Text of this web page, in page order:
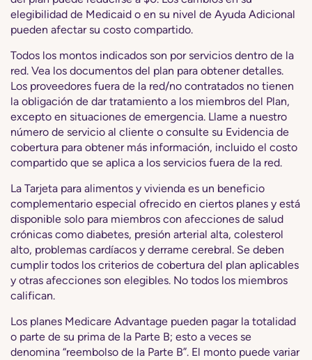
elegibilidad de Medicaid o en su nivel de Ayuda Adicional
pueden afectar su costo compartido.
Todos los montos indicados son por servicios dentro de la
red. Vea los documentos del plan para obtener detalles.
Los proveedores fuera de la red/no contratados no tienen
la obligación de dar tratamiento a los miembros del Plan,
excepto en situaciones de emergencia. Llame a nuestro
número de servicio al cliente o consulte su Evidencia de
cobertura para obtener más información, incluido el costo
compartido que se aplica a los servicios fuera de la red.
La Tarjeta para alimentos y vivienda es un beneficio
complementario especial ofrecido en ciertos planes y está
disponible solo para miembros con afecciones de salud
crónicas como diabetes, presión arterial alta, colesterol
alto, problemas cardíacos y derrame cerebral. Se deben
cumplir todos los criterios de cobertura del plan aplicables
y otras afecciones son elegibles. No todos los miembros
califican.
Los planes Medicare Advantage pueden pagar la totalidad
o parte de su prima de la Parte B; esto a veces se
denomina “reembolso de la Parte B”. El monto puede variar